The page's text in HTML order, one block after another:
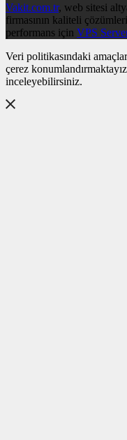
Vakit.com.tr, web sitesi
firmasının kaliteli
performans için VPS
Veri politikasındaki
çerez
inceleyebilirsiniz.